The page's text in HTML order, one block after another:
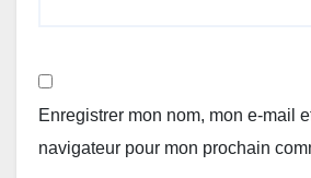
Enregistrer mon nom, mon e-mail
navigateur pour mon prochain